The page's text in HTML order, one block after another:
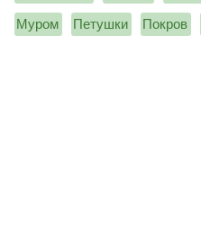
Муром Петушки Покров